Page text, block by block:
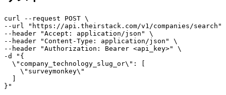
curl --request POST \
--url "https://api.theirstack.com/v1/companies/search"
--header "Accept: application/json" \
--header "Content-Type: application/json" \
--header "Authorization: Bearer <api_key>" \
-d "{
  \"company_technology_slug_or\": [
    \"surveymonkey\"
  ]
}"